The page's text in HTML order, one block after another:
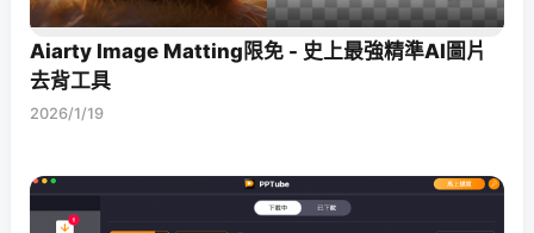
Aiarty Image Matting限免 - 史上最強精準AI圖片
去背工具
2026/1/19